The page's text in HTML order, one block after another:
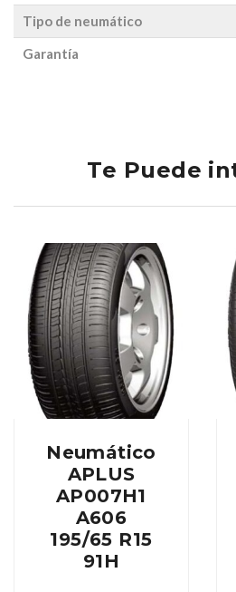
Tipo de neumático
Garantía
Te Puede
Neumático
APLUS
AP007H1
A606
195/65 R15
91H